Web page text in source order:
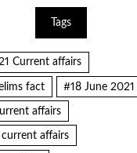
Tags
Current affairs
fact #18 June
affairs
affairs